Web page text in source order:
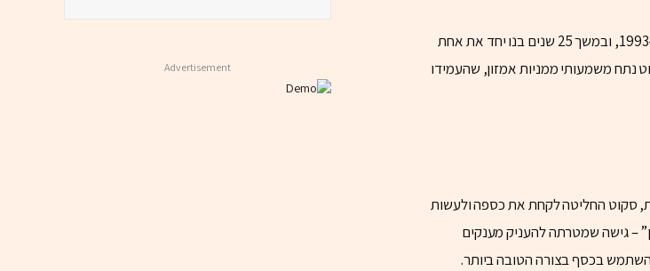
אבל עיקר פרסומה הגיע מהקשר שלה לג’ף בזוס, מייסד אמזון. השניים נישאו ב-1993, ובמשך 25 שנים בנו יחד את אחת
בעולם. בעקבות גירושיהם ב-2019, קיבלה סקוט נתח משמעותי ממניות אמזון, שהעמידו
סקוט החליטה לקחת את כספה ולעשות
– גישה שמטרתה להעניק מענקים
בכסף בצורה הטובה ביותר.
Advertisement